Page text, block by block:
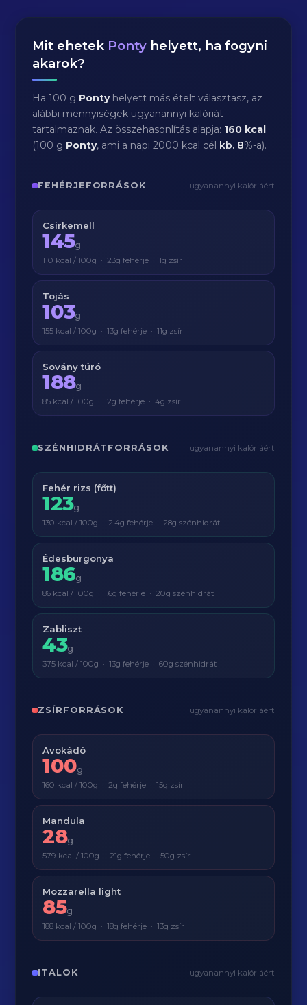
Mit ehetek Ponty helyett, ha fogyni
akarok?
Ha 100 g Pontyhelyett más ételt választasz, az
alábbi mennyiségek ugyanannyi kalóriát
tartalmaznak. Az összehasonlítás alapja: 160 kcal
(100 g Ponty, ami a napi 2000 kcal cél kb. 8%-a).
FEHÉRJEFORRÁSOK ugyanannyi kalóriáért
Csirkemell
145g
110 kcal / 100g · 23g fehérje · 1g zsír
Tojás
103g
155 kcal / 100g · 13g fehérje · 11g zsír
Sovány túró
188g
85 kcal / 100g · 12g fehérje · 4g zsír
SZÉNHIDRÁTFORRÁSOK ugyanannyi kalóriáért
Fehér rizs (főtt)
123g
130 kcal / 100g · 2.4g fehérje · 28g szénhidrát
Édesburgonya
186g
86 kcal / 100g · 1.6g fehérje · 20g szénhidrát
Zabliszt
43g
375 kcal / 100g · 13g fehérje · 60g szénhidrát
ZSÍRFORRÁSOK ugyanannyi kalóriáért
Avokádó
100g
160 kcal / 100g · 2g fehérje · 15g zsír
Mandula
28g
579 kcal / 100g · 21g fehérje · 50g zsír
Mozzarella light
85g
188 kcal / 100g · 18g fehérje · 13g zsír
ITALOK ugyanannyi kalóriáért